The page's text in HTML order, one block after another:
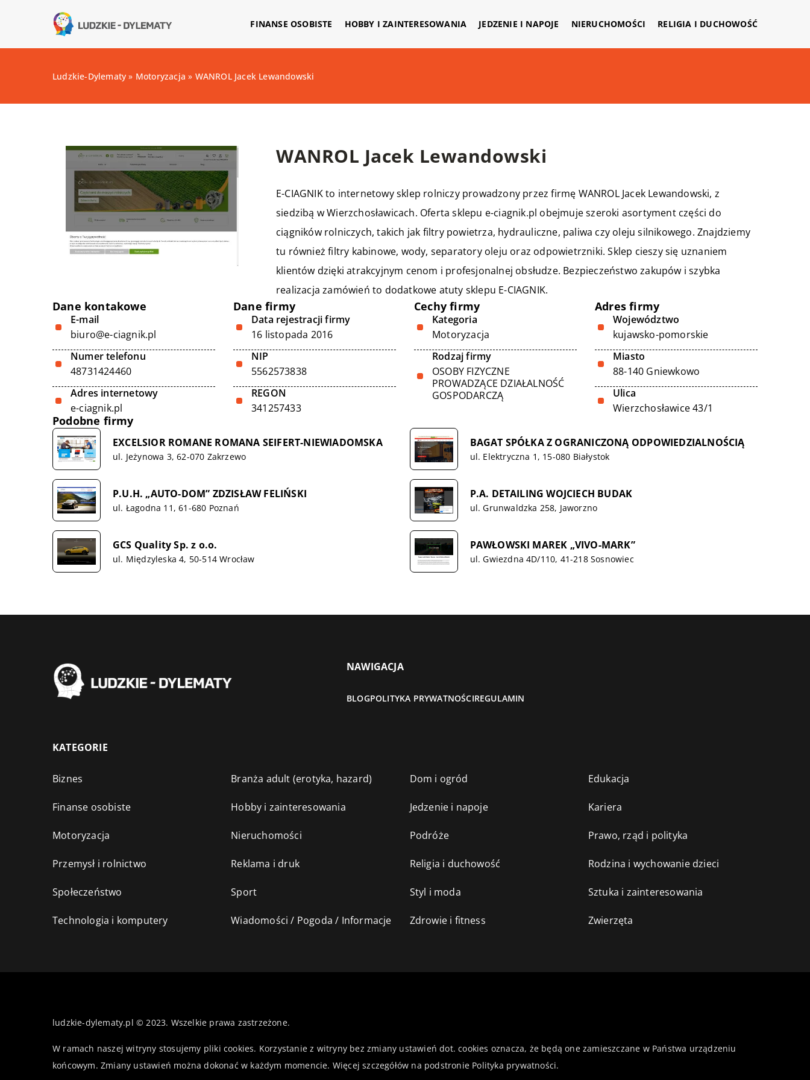
FINANSE OSOBISTE HOBBY I ZAINTERESOWANIA JEDZENIE I NAPOJE NIERUCHOMOŚCI RELIGIA I DUCHOWOŚĆ
Ludzkie-Dylematy » Motoryzacja » WANROL Jacek Lewandowski
WANROL Jacek Lewandowski
E-CIAGNIKto internetowy sklep rolniczy prowadzony przez firmę WANROL Jacek Lewandowski, z
siedzibą w Wierzchosławicach. Oferta sklepu e-ciagnik.pl obejmuje szeroki asortyment części do
ciągników rolniczych, takich jak filtry powietrza, hydrauliczne, paliwa czy oleju silnikowego. Znajdziemy
tu również filtry kabinowe, wody, separatory oleju oraz odpowietrzniki. Sklep cieszy się uznaniem
klientów dzięki atrakcyjnym cenom i profesjonalnej obsłudze. Bezpieczeństwo zakupów i szybka
realizacja zamówień to dodatkowe atuty sklepu E-CIAGNIK.
Dane kontakowe
E-mail
biuro@e-ciagnik.pl
Numer telefonu
48731424460
Adres internetowy
e-ciagnik.pl
Dane firmy
Data rejestracji firmy
16 listopada 2016
NIP
5562573838
REGON
341257433
Cechy firmy
Kategoria
Motoryzacja
Rodzaj firmy
OSOBY FIZYCZNE
PROWADZĄCE DZIAŁALNOŚĆ
GOSPODARCZĄ
Adres firmy
Województwo
kujawsko-pomorskie
Miasto
88-140 Gniewkowo
Ulica
Wierzchosławice 43/1
Podobne firmy
EXCELSIOR ROMANE ROMANA SEIFERT-NIEWIADOMSKA
ul. Jeżynowa 3, 62-070 Zakrzewo
BAGAT SPÓŁKA Z OGRANICZONĄ ODPOWIEDZIALNOŚCIĄ
ul. Elektryczna 1, 15-080 Białystok
P.U.H. „AUTO-DOM” ZDZISŁAW FELIŃSKI
ul. Łagodna 11, 61-680 Poznań
P.A. DETAILING WOJCIECH BUDAK
ul. Grunwaldzka 258, Jaworzno
GCS Quality Sp. z o.o.
ul. Międzyleska 4, 50-514 Wrocław
PAWŁOWSKI MAREK „VIVO-MARK”
ul. Gwiezdna 4D/110, 41-218 Sosnowiec
NAWIGACJA
BLOGPOLITYKA PRYWATNOŚCIREGULAMIN
KATEGORIE
Biznes Branża adult (erotyka, hazard) Dom i ogród Edukacja
Finanse osobiste Hobby i zainteresowania Jedzenie i napoje Kariera
Motoryzacja Nieruchomości Podróże Prawo, rząd i polityka
Przemysł i rolnictwo Reklama i druk Religia i duchowość Rodzina i wychowanie dzieci
Społeczeństwo Sport Styl i moda Sztuka i zainteresowania
Technologia i komputery Wiadomości / Pogoda / Informacje Zdrowie i fitness Zwierzęta
ludzkie-dylematy.pl © 2023. Wszelkie prawa zastrzeżone.
W ramach naszej witryny stosujemy pliki cookies. Korzystanie z witryny bez zmiany ustawień dot. cookies oznacza, że będą one zamieszczane w Państwa urządzeniu
końcowym. Zmiany ustawień można dokonać w każdym momencie. Więcej szczegółów na podstronie Polityka prywatności.